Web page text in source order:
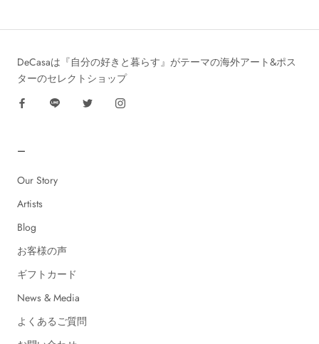
DeCasaは『自分の好きと暮らす』がテーマの海外アート&ポス
ターのセレクトショップ
ー
Our Story
Artists
Blog
お客様の声
ギフトカード
News & Media
よくあるご質問